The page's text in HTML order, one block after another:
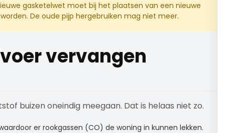
gasketelwet moet bij het plaatsen van een nieuwe
De oude pijp hergebruiken mag niet meer.
vervangen
buizen oneindig meegaan. Dat is helaas niet zo.
er rookgassen (CO) de woning in kunnen lekken.